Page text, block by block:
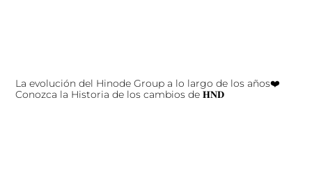
La evolución del Hinode Group a lo largo de los años❤️
Conozca la Historia de los cambios de 𝐇𝐍𝐃